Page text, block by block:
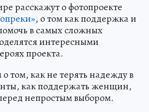
расскажут о фотопроекте
, о том как поддержка и
в самых сложных
интересными
проекта.
том, как не терять надежду в
как поддержать женщин,
непростым выбором.